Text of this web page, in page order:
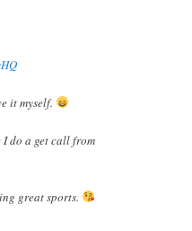
it myself.
do a get call from
great sports.